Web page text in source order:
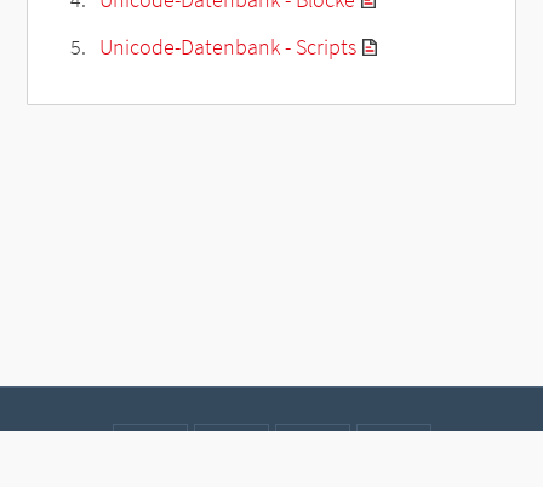
Unicode-Datenbank - Scripts